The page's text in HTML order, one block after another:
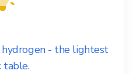
- the lightest
table.